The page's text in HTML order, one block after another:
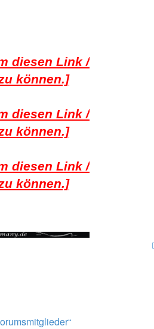
diesen Link /
können.]
diesen Link /
können.]
diesen Link /
können.]